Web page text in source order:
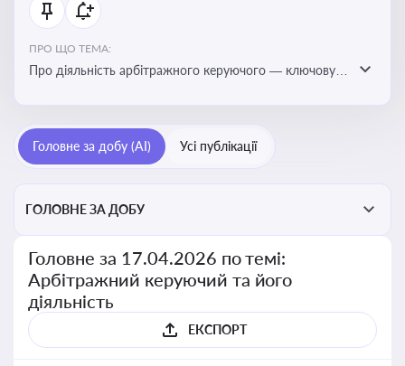
ПРО ЩО ТЕМА:
Про діяльність арбітражного керуючого — ключову
Головне за добу (AI) Усі публікації
ГОЛОВНЕ ЗА ДОБУ
Головне за 17.04.2026 по темі:
Арбітражний керуючий та його
діяльність
ЕКСПОРТ